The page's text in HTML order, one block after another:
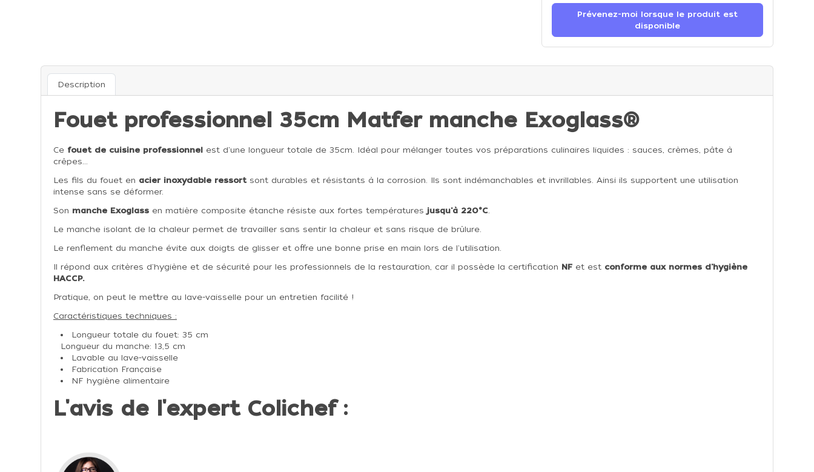
Prévenez-moi lorsque le produit est
disponible
Description
Fouet professionnel 35cm Matfermanche Exoglass®
Ce fouet de cuisine professionnel est d'une longueur totale de 35cm. Idéal pour mélanger toutes vos préparations culinaires liquides : sauces, crèmes, pâte à
crêpes...
Les fils du fouet en acier inoxydable ressort sont durables et résistants à la corrosion. Ils sont indémanchables et invrillables. Ainsi ils supportent une utilisation
intense sans se déformer.
Son manche Exoglass en matière composite étanche résiste aux fortes températures jusqu'à 220°C
Le manche isolant de la chaleur permet de travailler sans sentir la chaleur et sans risque de brûlure.
Le renflement du manche évite aux doigts de glisser et offre une bonne prise en main lors de l'utilisation.
Il répond aux critères d'hygiène et de sécurité pour les professionnels de la restauration, car il possède la certification NF et est conforme aux normes d'hygiène
HACCP.
Pratique, on peut le mettre au lave-vaisselle pour un entretien facilité !
Caractéristiques techniques :
Longueur totale du fouet: 35 cm
Longueur du manche: 13,5 cm
Lavable au lave-vaisselle
Fabrication Française
NF hygiène alimentaire
L'avis de l'expert Colichef :